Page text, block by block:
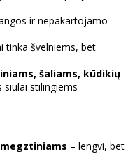
ir nepakartojamo
tinka švelniems, bet
šaliams, kūdikių
siūlai stilingiems
– lengvi, bet